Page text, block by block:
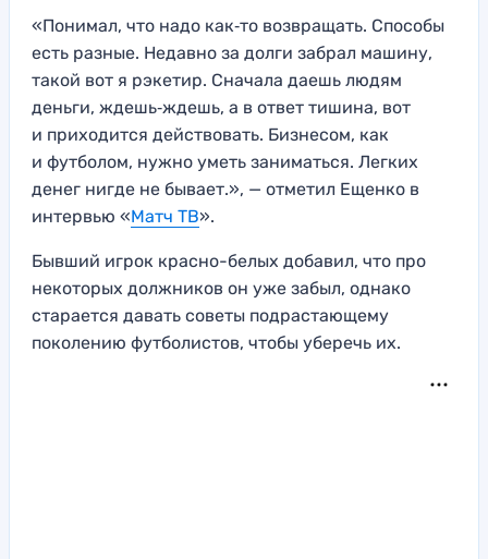
«Понимал, что надо как‑то возвращать. Способы
есть разные. Недавно за долги забрал машину,
такой вот я рэкетир. Сначала даешь людям
деньги, ждешь‑ждешь, а в ответ тишина, вот
и приходится действовать. Бизнесом, как
и футболом, нужно уметь заниматься. Легких
денег нигде не бывает.», — отметил Ещенко в
интервью «Матч ТВ».
Бывший игрок красно-белых добавил, что про
некоторых должников он уже забыл, однако
старается давать советы подрастающему
поколению футболистов, чтобы уберечь их.